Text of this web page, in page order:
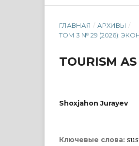
ГЛАВНАЯ / АРХИВЫ /
ТОМ 3 № 29 (2026):
TOURISM
Shoxjahon Jurayev
Ключевые слова: